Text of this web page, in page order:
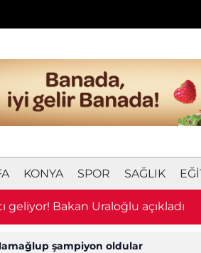
KONYA SPOR SAĞLIK
geliyor! Bakan Uraloğlu açıkladı
şampiyon oldular